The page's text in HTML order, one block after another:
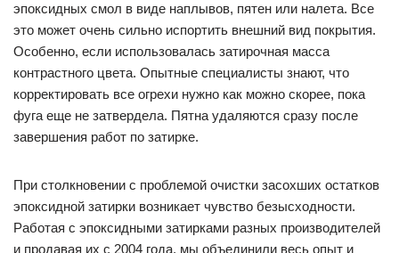
эпоксидных смол в виде наплывов, пятен или налета. Все
это может очень сильно испортить внешний вид покрытия.
Особенно, если использовалась затирочная масса
контрастного цвета. Опытные специалисты знают, что
корректировать все огрехи нужно как можно скорее, пока
фуга еще не затвердела. Пятна удаляются сразу после
завершения работ по затирке.
При столкновении с проблемой очистки засохших остатков
эпоксидной затирки возникает чувство безысходности.
Работая с эпоксидными затирками разных производителей
и продавая их с 2004 года, мы объединили весь опыт и